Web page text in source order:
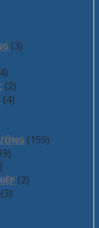
(3)
(2)
(4)
(159)
(2)
(3)